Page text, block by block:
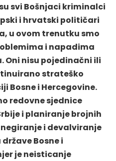
svi Bošnjaci kriminalci
i hrvatski političari
u ovom trenutku smo
i napadima
Oni nisu pojedinačni ili
strateško
Bosne i Hercegovine.
redovne sjednice
i planiranje brojnih
i devalviranje
Bosne i
je neisticanje